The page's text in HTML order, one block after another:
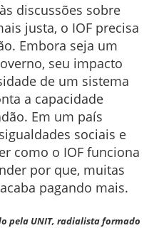
discussões sobre
justa, o IOF precisa
Embora seja um
seu impacto
de um sistema
a capacidade
Em um país
sociais e
como o IOF funciona
por que, muitas
pagando mais.
pela UNIT, radialista formado